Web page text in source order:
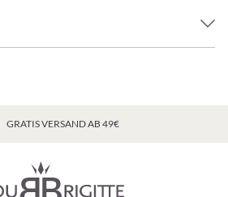
GRATIS VERSAND AB 49€